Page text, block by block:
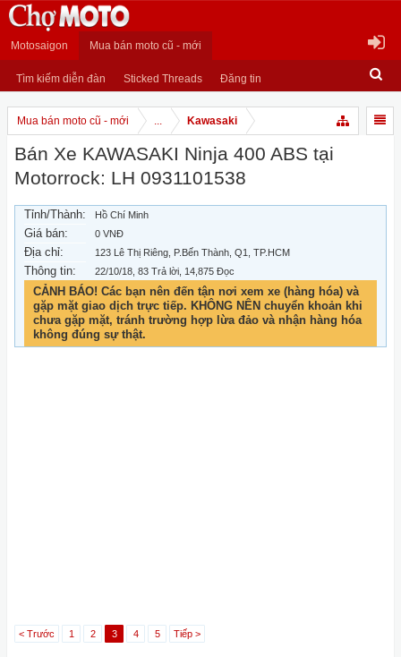
Motosaigon Mua bán moto cũ - mới
Tìm kiếm diễn đàn Sticked Threads Đăng tin
Mua bán moto cũ - mới ... Kawasaki
Bán Xe KAWASAKI Ninja 400 ABS tại
Motorrock: LH 0931101538
Tỉnh/Thành: Hồ Chí Minh
Giá bán: 0 VNĐ
Địa chỉ: 123 Lê Thị Riêng, P.Bến Thành, Q1, TP.HCM
Thông tin: 22/10/18 , 83 Trả lời, 14,875 Đọc
CẢNH BÁO! Các bạn nên đến tận nơi xem xe (hàng hóa) và
gặp mặt giao dịch trực tiếp. KHÔNG NÊN chuyển khoản khi
chưa gặp mặt, tránh trường hợp lừa đảo và nhận hàng hóa
không đúng sự thật.
< Trước 1 2 3 4 5 Tiếp >